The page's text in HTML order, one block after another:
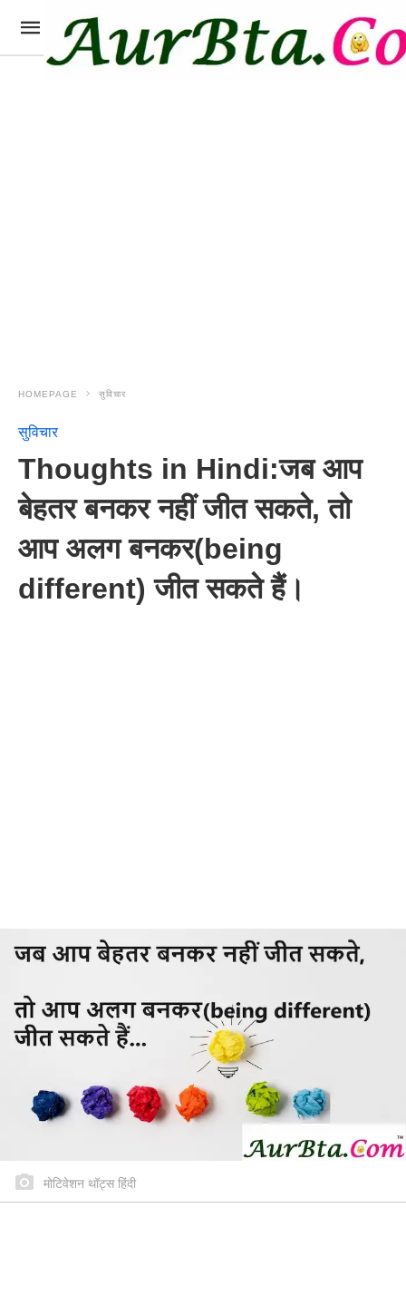
HOMEPAGE सुविचार
सुविचार
Thoughts in Hindi:जब आप
बेहतर बनकर नहीं जीत सकते, तो
आप अलग बनकर(being
different) जीत सकते हैं।
मोटिवेशन थॉट्स हिंदी